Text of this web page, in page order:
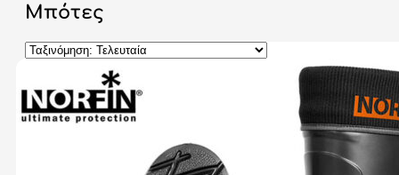
Μπότες